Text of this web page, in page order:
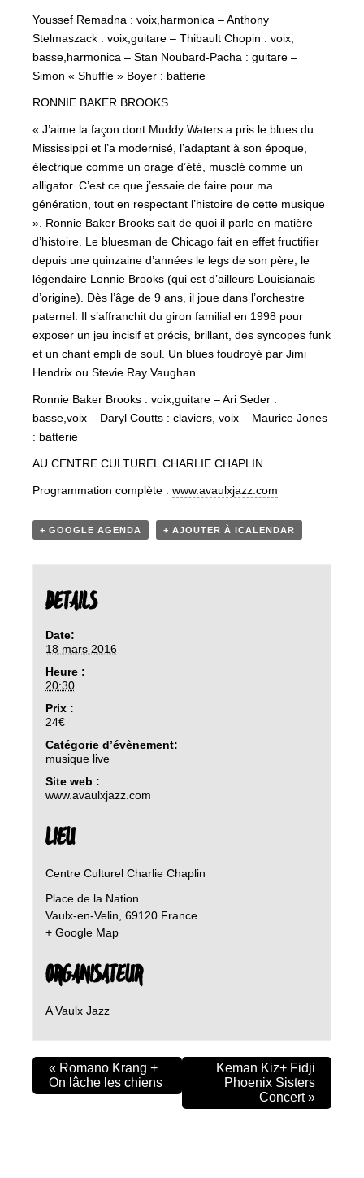
Youssef Remadna : voix,harmonica – Anthony
Stelmaszack : voix,guitare – Thibault Chopin : voix,
basse,harmonica – Stan Noubard-Pacha : guitare –
Simon « Shuffle » Boyer : batterie
RONNIE BAKER BROOKS
« J’aime la façon dont Muddy Waters a pris le blues du
Mississippi et l’a modernisé, l’adaptant à son époque,
électrique comme un orage d’été, musclé comme un
alligator. C’est ce que j’essaie de faire pour ma
génération, tout en respectant l’histoire de cette musique
». Ronnie Baker Brooks sait de quoi il parle en matière
d’histoire. Le bluesman de Chicago fait en effet fructifier
depuis une quinzaine d’années le legs de son père, le
légendaire Lonnie Brooks (qui est d’ailleurs Louisianais
d’origine). Dès l’âge de 9 ans, il joue dans l’orchestre
paternel. Il s’affranchit du giron familial en 1998 pour
exposer un jeu incisif et précis, brillant, des syncopes funk
et un chant empli de soul. Un blues foudroyé par Jimi
Hendrix ou Stevie Ray Vaughan.
Ronnie Baker Brooks : voix,guitare – Ari Seder :
basse,voix – Daryl Coutts : claviers, voix – Maurice Jones
: batterie
AU CENTRE CULTUREL CHARLIE CHAPLIN
Programmation complète : www.avaulxjazz.com
+ GOOGLE AGENDA + AJOUTER À ICALENDAR
DETAILS
Date:
18 mars 2016
Heure :
20:30
Prix :
24€
Catégorie d’évènement:
musique live
Site web :
www.avaulxjazz.com
LIEU
Centre Culturel Charlie Chaplin
Place de la Nation
Vaulx-en-Velin, 69120 France
+ Google Map
ORGANISATEUR
A Vaulx Jazz
« Romano Krang +
On lâche les chiens
Keman Kiz+ Fidji
Phoenix Sisters
Concert»